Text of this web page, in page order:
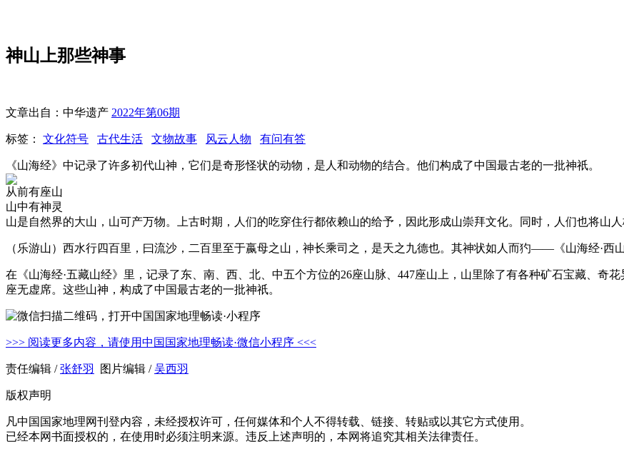
神山上那些神事
文章出自：中华遗产 2022年第06期
标签： 文化符号 古代生活 文物故事 风云人物 有问有答
《山海经》中记录了许多初代山神，它们是奇形怪状的动物，是人和动物的结合。他们构成了中国最古老的一批神祇。
从前有座山
山中有神灵
山是自然界的大山，山可产万物。上古时期，人们的吃穿住行都依赖山的给予，因此形成山崇拜文化。同时，人们也将山
（乐游山）西水行四百里，曰流沙，二百里至于嬴母之山，神长乘司之，是天之九德也。其神状如人而犳——《山海经·西山
在《山海经·五藏山经》里，记录了东、南、西、北、中五个方位的26座山脉、447座山上，山里除了有各种矿石宝藏、奇
座无虚席。这些山神，构成了中国最古老的一批神祇。
>>> 阅读更多内容，请使用中国国家地理畅读·微信小程序 <<<
责任编辑 /张舒羽 图片编辑 /吴西羽
版权声明
凡中国国家地理网刊登内容，未经授权许可，任何媒体和个人不得转载、链接、转贴或以其它方式使用。
已经本网书面授权的，在使用时必须注明来源。违反上述声明的，本网将追究其相关法律责任。